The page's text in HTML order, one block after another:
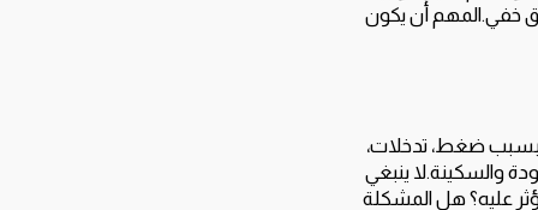
خفي.المهم أن يكون
بسبب ضغط، تدخلات،
والسكينة.لا ينبغي
عليه؟ هل المشكلة